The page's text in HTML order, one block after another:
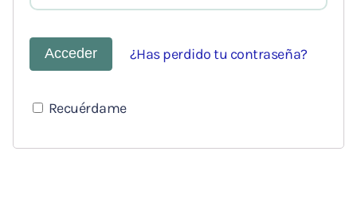
¿Has perdido tu contraseña?
Recuérdame